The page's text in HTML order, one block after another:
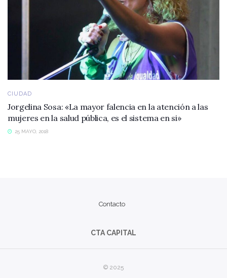
CIUDAD
Jorgelina Sosa: «La mayor falencia en la atención a las
mujeres en la salud pública, es el sistema en si»
25 MAYO, 2018
Contacto
CTA CAPITAL
© 2025